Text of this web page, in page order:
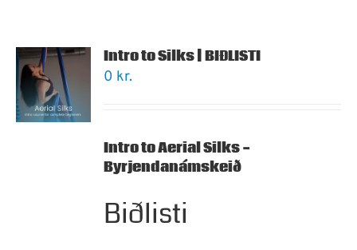
Intro to Silks | BIÐLISTI
0 kr.
Intro to Aerial Silks -
Byrjendanámskeið
Biðlisti